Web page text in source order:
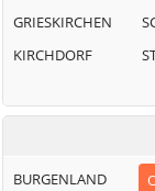
GRIESKIRCHEN
KIRCHDORF
BURGENLAND